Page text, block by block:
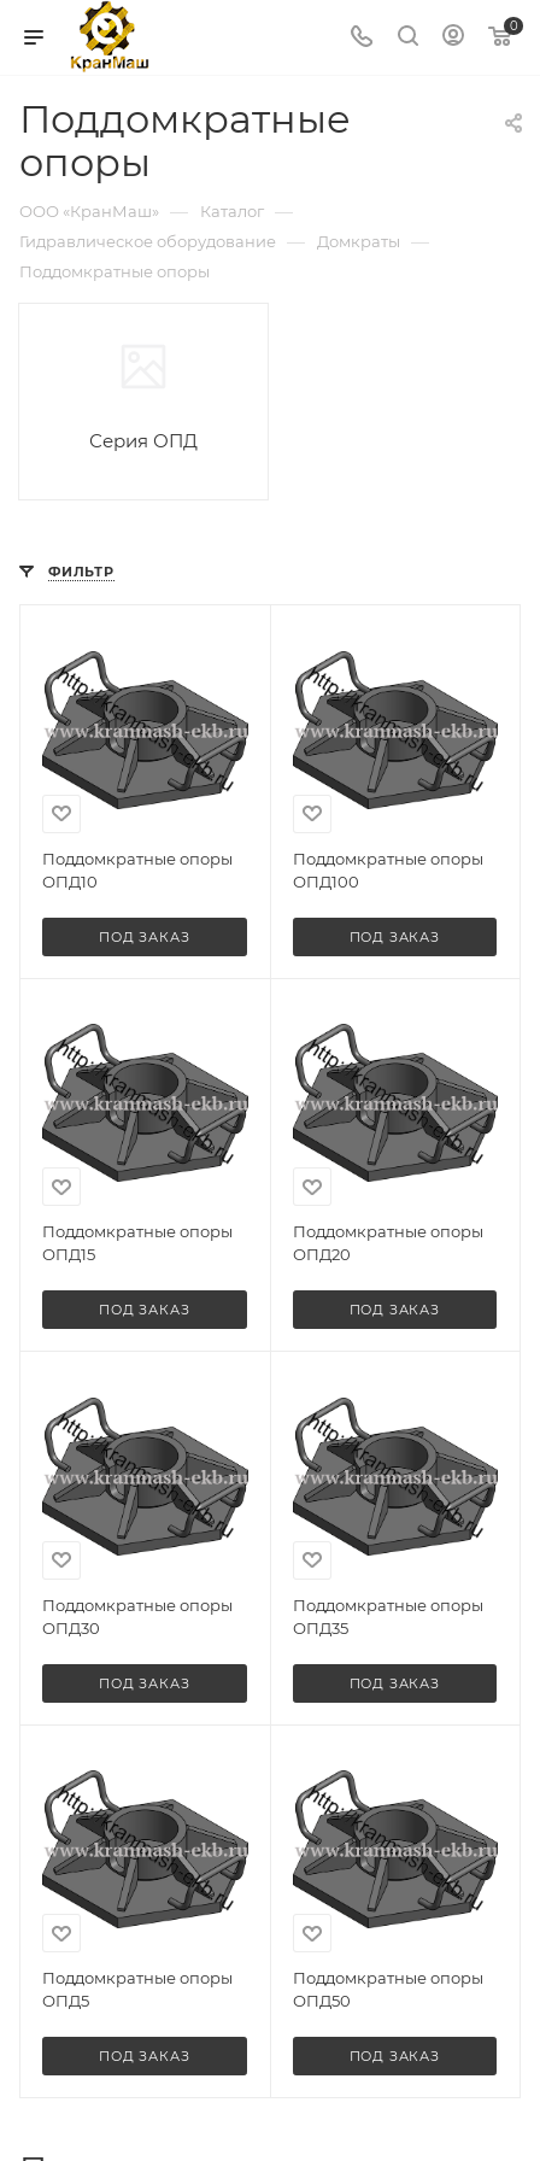
0
Поддомкратные
опоры
ООО «КранМаш» — Каталог —
Гидравлическое оборудование — Домкраты —
Поддомкратные опоры
Серия ОПД
ФИЛЬТР
Поддомкратные опоры
ОПД10
ПОД ЗАКАЗ
Поддомкратные опоры
ОПД100
ПОД ЗАКАЗ
Поддомкратные опоры
ОПД15
ПОД ЗАКАЗ
Поддомкратные опоры
ОПД20
ПОД ЗАКАЗ
Поддомкратные опоры
ОПД30
ПОД ЗАКАЗ
Поддомкратные опоры
ОПД35
ПОД ЗАКАЗ
Поддомкратные опоры
ОПД5
ПОД ЗАКАЗ
Поддомкратные опоры
ОПД50
ПОД ЗАКАЗ